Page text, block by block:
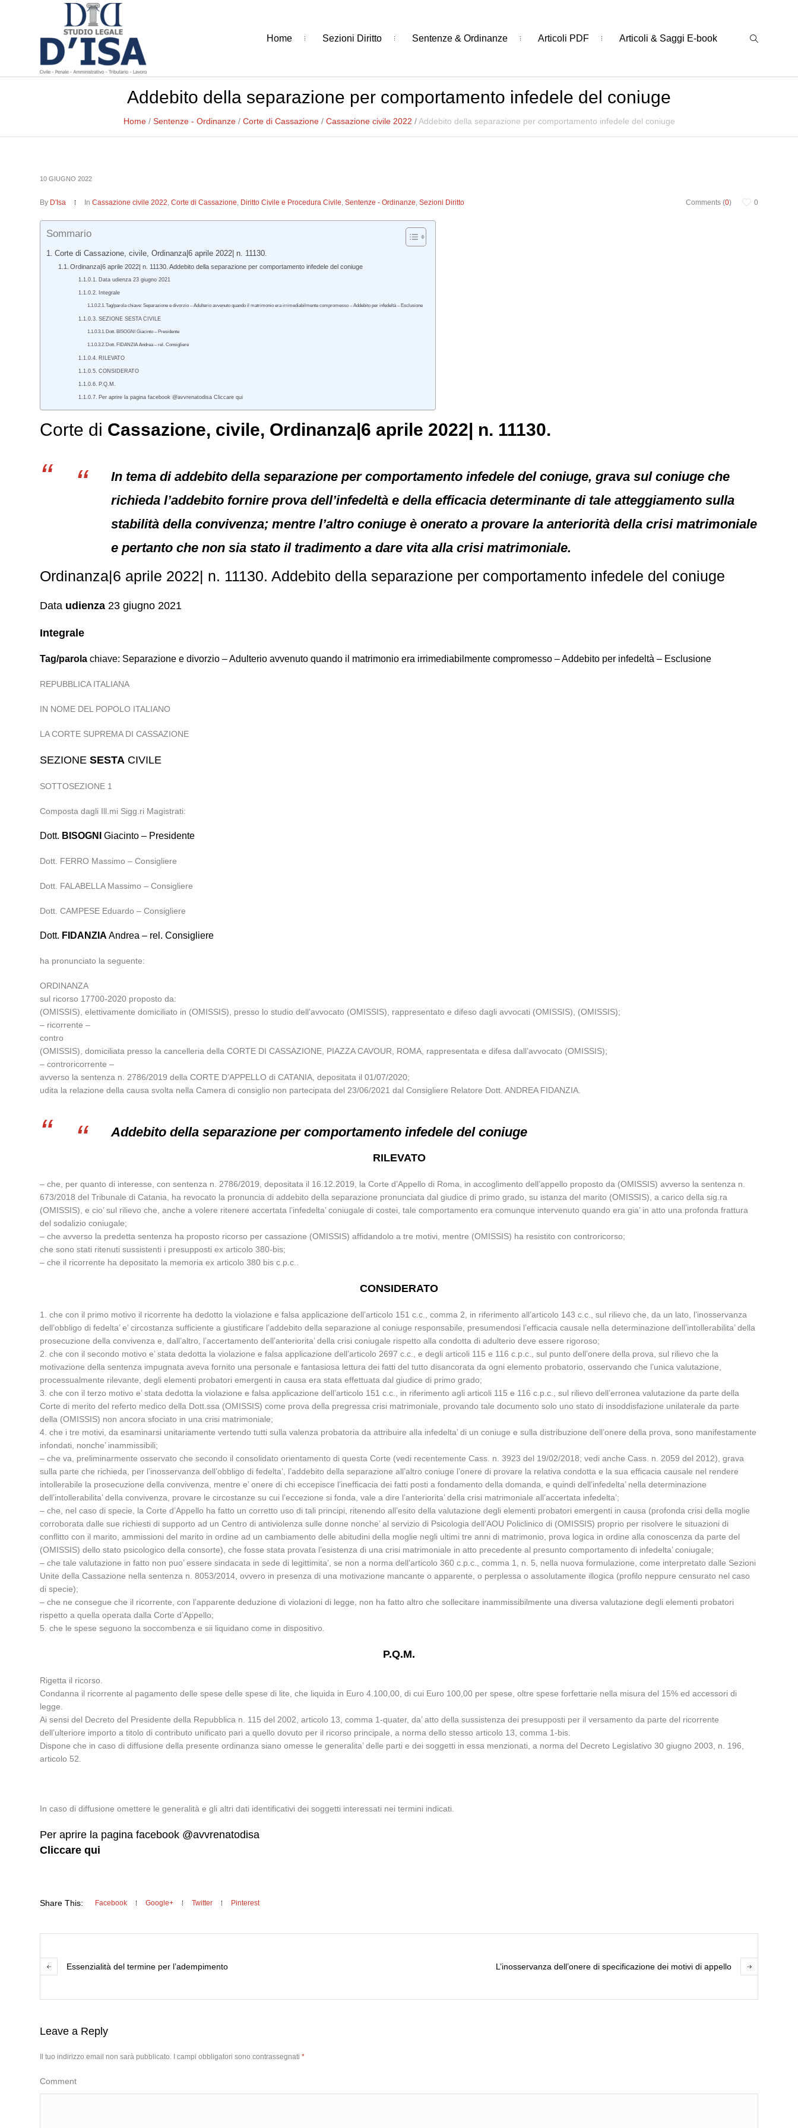
Home Sezioni Diritto Sentenze & Ordinanze Articoli PDF Articoli & Saggi E-book
Addebito della separazione per comportamento infedele del coniuge
Home / Sentenze - Ordinanze / Corte di Cassazione / Cassazione civile 2022 /Addebito della separazione per comportamento infedele del coniuge
10 GIUGNO 2022
Comments (0) 0
By D'Isa InCassazione civile 2022,Corte di Cassazione, Diritto Civile e Procedura Civile,Sentenze - Ordinanze,Sezioni Diritto
Sommario
Corte di Cassazione, civile, Ordinanza|6 aprile 2022| n. 11130.
Ordinanza|6 aprile 2022| n. 11130. Addebito della separazione per comportamento infedele del coniuge
Data udienza 23 giugno 2021
Integrale
Tag/parola chiave: Separazione e divorzio – Adulterio avvenuto quando il matrimonio era irrimediabilmente compromesso – Addebito per infedeltà – Esclusione
SEZIONE SESTA CIVILE
Dott. BISOGNI Giacinto – Presidente
Dott. FIDANZIA Andrea – rel. Consigliere
RILEVATO
CONSIDERATO
P.Q.M.
Per aprire la pagina facebook @avvrenatodisa Cliccare qui
Corte di Cassazione, civile, Ordinanza|6 aprile 2022| n. 11130.
In tema di addebito della separazione per comportamento infedele del coniuge, grava sul coniuge che
richieda l’addebito fornire prova dell’infedeltà e della efficacia determinante di tale atteggiamento sulla
stabilità della convivenza; mentre l’altro coniuge è onerato a provare la anteriorità della crisi matrimoniale
e pertanto che non sia stato il tradimento a dare vita alla crisi matrimoniale.
Ordinanza|6 aprile 2022| n. 11130. Addebito della separazione per comportamento infedele del coniuge
Data udienza 23 giugno 2021
Integrale
Tag/parola chiave: Separazione e divorzio – Adulterio avvenuto quando il matrimonio era irrimediabilmente compromesso – Addebito per infedeltà – Esclusione
REPUBBLICA ITALIANA
IN NOME DEL POPOLO ITALIANO
LA CORTE SUPREMA DI CASSAZIONE
SEZIONESESTA CIVILE
SOTTOSEZIONE 1
Composta dagli Ill.mi Sigg.ri Magistrati:
Dott. BISOGNI Giacinto – Presidente
Dott. FERRO Massimo – Consigliere
Dott. FALABELLA Massimo – Consigliere
Dott. CAMPESE Eduardo – Consigliere
Dott. FIDANZIA Andrea – rel. Consigliere
ha pronunciato la seguente:
ORDINANZA
sul ricorso 17700-2020 proposto da:
(OMISSIS), elettivamente domiciliato in (OMISSIS), presso lo studio dell’avvocato (OMISSIS), rappresentato e difeso dagli avvocati (OMISSIS), (OMISSIS);
– ricorrente –
contro
(OMISSIS), domiciliata presso la cancelleria della CORTE DI CASSAZIONE, PIAZZA CAVOUR, ROMA, rappresentata e difesa dall’avvocato (OMISSIS);
– controricorrente –
avverso la sentenza n. 2786/2019 della CORTE D’APPELLO di CATANIA, depositata il 01/07/2020;
udita la relazione della causa svolta nella Camera di consiglio non partecipata del 23/06/2021 dal Consigliere Relatore Dott. ANDREA FIDANZIA.
Addebito della separazione per comportamento infedele del coniuge
RILEVATO
– che, per quanto di interesse, con sentenza n. 2786/2019, depositata il 16.12.2019, la Corte d’Appello di Roma, in accoglimento dell’appello proposto da (OMISSIS) avverso la sentenza n.
673/2018 del Tribunale di Catania, ha revocato la pronuncia di addebito della separazione pronunciata dal giudice di primo grado, su istanza del marito (OMISSIS), a carico della sig.ra
(OMISSIS), e cio’ sul rilievo che, anche a volere ritenere accertata l’infedelta’ coniugale di costei, tale comportamento era comunque intervenuto quando era gia’ in atto una profonda frattura
del sodalizio coniugale;
– che avverso la predetta sentenza ha proposto ricorso per cassazione (OMISSIS) affidandolo a tre motivi, mentre (OMISSIS) ha resistito con controricorso;
che sono stati ritenuti sussistenti i presupposti ex articolo 380-bis;
– che il ricorrente ha depositato la memoria ex articolo 380 bis c.p.c..
CONSIDERATO
1. che con il primo motivo il ricorrente ha dedotto la violazione e falsa applicazione dell’articolo 151 c.c., comma 2, in riferimento all’articolo 143 c.c., sul rilievo che, da un lato, l’inosservanza
dell’obbligo di fedelta’ e’ circostanza sufficiente a giustificare l’addebito della separazione al coniuge responsabile, presumendosi l’efficacia causale nella determinazione dell’intollerabilita’ della
prosecuzione della convivenza e, dall’altro, l’accertamento dell’anteriorita’ della crisi coniugale rispetto alla condotta di adulterio deve essere rigoroso;
2. che con il secondo motivo e’ stata dedotta la violazione e falsa applicazione dell’articolo 2697 c.c., e degli articoli 115 e 116 c.p.c., sul punto dell’onere della prova, sul rilievo che la
motivazione della sentenza impugnata aveva fornito una personale e fantasiosa lettura dei fatti del tutto disancorata da ogni elemento probatorio, osservando che l’unica valutazione,
processualmente rilevante, degli elementi probatori emergenti in causa era stata effettuata dal giudice di primo grado;
3. che con il terzo motivo e’ stata dedotta la violazione e falsa applicazione dell’articolo 151 c.c., in riferimento agli articoli 115 e 116 c.p.c., sul rilievo dell’erronea valutazione da parte della
Corte di merito del referto medico della Dott.ssa (OMISSIS) come prova della pregressa crisi matrimoniale, provando tale documento solo uno stato di insoddisfazione unilaterale da parte
della (OMISSIS) non ancora sfociato in una crisi matrimoniale;
4. che i tre motivi, da esaminarsi unitariamente vertendo tutti sulla valenza probatoria da attribuire alla infedelta’ di un coniuge e sulla distribuzione dell’onere della prova, sono manifestamente
infondati, nonche’ inammissibili;
– che va, preliminarmente osservato che secondo il consolidato orientamento di questa Corte (vedi recentemente Cass. n. 3923 del 19/02/2018; vedi anche Cass. n. 2059 del 2012), grava
sulla parte che richieda, per l’inosservanza dell’obbligo di fedelta’, l’addebito della separazione all’altro coniuge l’onere di provare la relativa condotta e la sua efficacia causale nel rendere
intollerabile la prosecuzione della convivenza, mentre e’ onere di chi eccepisce l’inefficacia dei fatti posti a fondamento della domanda, e quindi dell’infedelta’ nella determinazione
dell’intollerabilita’ della convivenza, provare le circostanze su cui l’eccezione si fonda, vale a dire l’anteriorita’ della crisi matrimoniale all’accertata infedelta’;
– che, nel caso di specie, la Corte d’Appello ha fatto un corretto uso di tali principi, ritenendo all’esito della valutazione degli elementi probatori emergenti in causa (profonda crisi della moglie
corroborata dalle sue richiesti di supporto ad un Centro di antiviolenza sulle donne nonche’ al servizio di Psicologia dell’AOU Policlinico di (OMISSIS) proprio per risolvere le situazioni di
conflitto con il marito, ammissioni del marito in ordine ad un cambiamento delle abitudini della moglie negli ultimi tre anni di matrimonio, prova logica in ordine alla conoscenza da parte del
(OMISSIS) dello stato psicologico della consorte), che fosse stata provata l’esistenza di una crisi matrimoniale in atto precedente al presunto comportamento di infedelta’ coniugale;
– che tale valutazione in fatto non puo’ essere sindacata in sede di legittimita’, se non a norma dell’articolo 360 c.p.c., comma 1, n. 5, nella nuova formulazione, come interpretato dalle Sezioni
Unite della Cassazione nella sentenza n. 8053/2014, ovvero in presenza di una motivazione mancante o apparente, o perplessa o assolutamente illogica (profilo neppure censurato nel caso
di specie);
– che ne consegue che il ricorrente, con l’apparente deduzione di violazioni di legge, non ha fatto altro che sollecitare inammissibilmente una diversa valutazione degli elementi probatori
rispetto a quella operata dalla Corte d’Appello;
5. che le spese seguono la soccombenza e sii liquidano come in dispositivo.
P.Q.M.
Rigetta il ricorso.
Condanna il ricorrente al pagamento delle spese delle spese di lite, che liquida in Euro 4.100,00, di cui Euro 100,00 per spese, oltre spese forfettarie nella misura del 15% ed accessori di
legge.
Ai sensi del Decreto del Presidente della Repubblica n. 115 del 2002, articolo 13, comma 1-quater, da’ atto della sussistenza dei presupposti per il versamento da parte del ricorrente
dell’ulteriore importo a titolo di contributo unificato pari a quello dovuto per il ricorso principale, a norma dello stesso articolo 13, comma 1-bis.
Dispone che in caso di diffusione della presente ordinanza siano omesse le generalita’ delle parti e dei soggetti in essa menzionati, a norma del Decreto Legislativo 30 giugno 2003, n. 196,
articolo 52.
In caso di diffusione omettere le generalità e gli altri dati identificativi dei soggetti interessati nei termini indicati.
Per aprire la pagina facebook @avvrenatodisa
Cliccare qui
Share This: Facebook Google+ Twitter Pinterest
L’inosservanza dell’onere di specificazione dei motivi di appello
Essenzialità del termine per l’adempimento
Leave a Reply
Il tuo indirizzo email non sarà pubblicato. I campi obbligatori sono contrassegnati*
Comment